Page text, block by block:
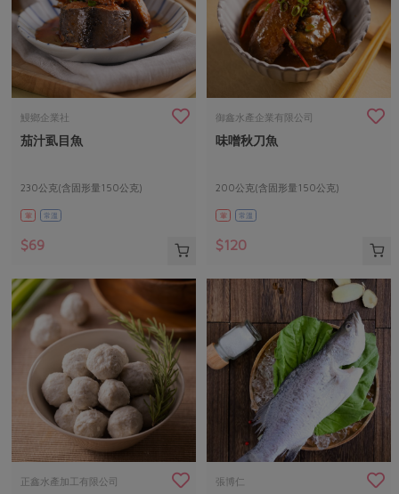
鰻鄉企業社
茄汁虱目魚
230公克(含固形量150公克)
葷 常溫
$69
御鑫水產企業有限公司
味噌秋刀魚
200公克(含固形量150公克)
葷 常溫
$120
正鑫水產加工有限公司 張博仁